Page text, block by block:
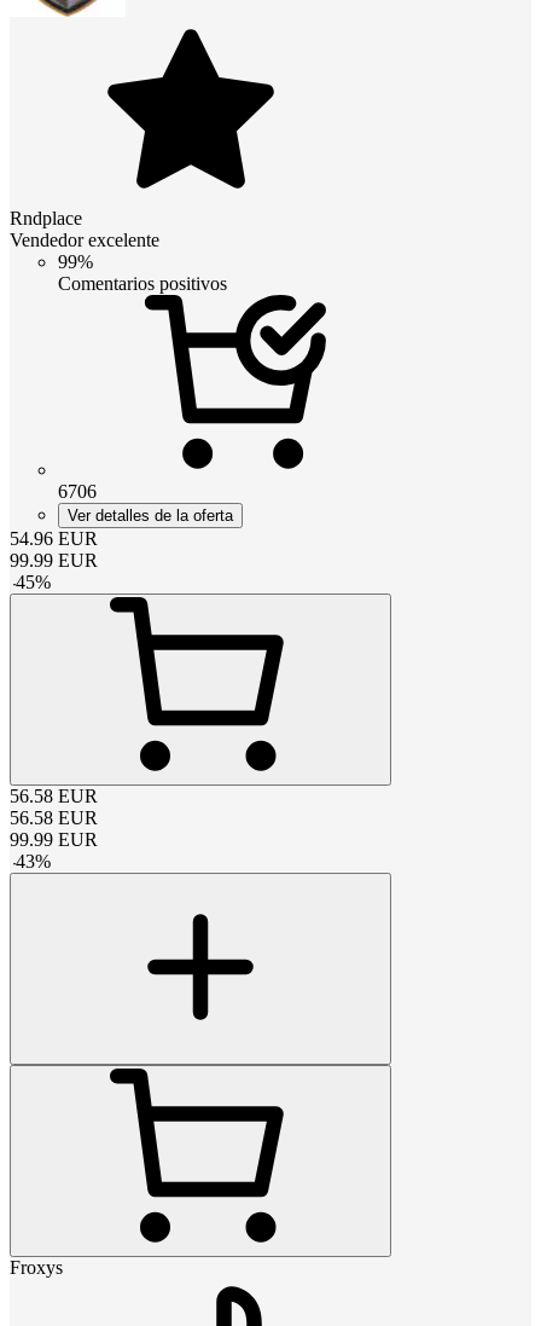
Rndplace
Vendedor excelente
99%
Comentarios positivos
6706
Ver detalles de la oferta
54.96 EUR
99.99 EUR
-45%
56.58 EUR
56.58 EUR
99.99 EUR
-43%
Froxys